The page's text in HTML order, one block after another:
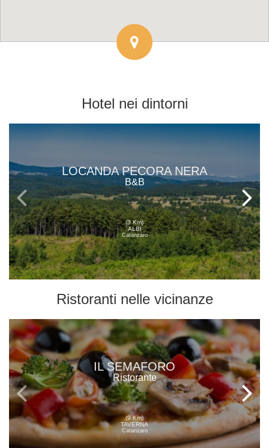
Hotel nei dintorni
LOCANDA PECORA NERA
B&B
(3 Km)
ALBI
Catanzaro
Ristoranti nelle vicinanze
IL SEMAFORO
Ristorante
(9 Km)
TAVERNA
Catanzaro